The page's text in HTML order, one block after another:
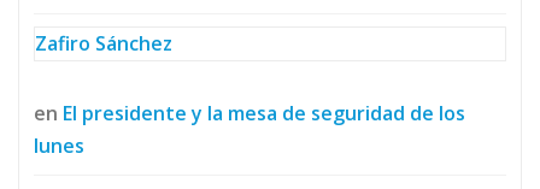
Zafiro Sánchez
en El presidente y la mesa de seguridad de los
lunes